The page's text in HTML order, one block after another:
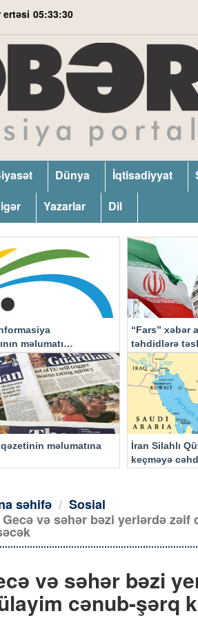
ertəsi 05:33:31
Dünya İqtisadiyyat
Yazarlar Dil
məlumatı
“Fars” xəbər
təhdidlərə
məlumatına
İran Silahlı
keçməyə
səhifə
Sosial
Gecə və səhər bəzi yerlərdə
və səhər bəzi
cənub-şərq